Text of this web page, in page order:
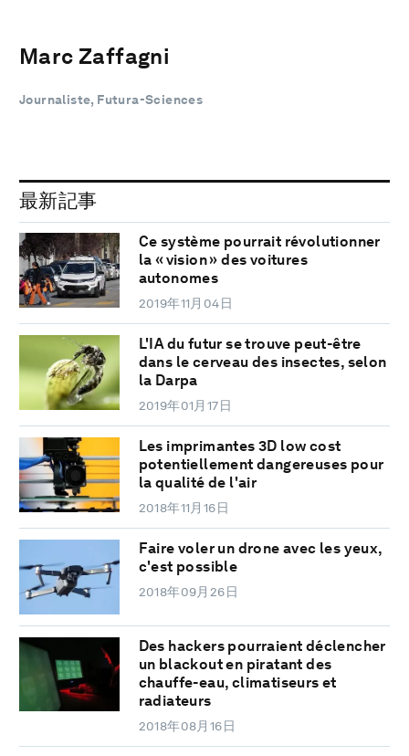
Marc Zaffagni
Journaliste, Futura-Sciences
最新記事
Ce système pourrait révolutionner
la « vision » des voitures
autonomes
2019年11月04日
L'IA du futur se trouve peut-être
dans le cerveau des insectes, selon
la Darpa
2019年01月17日
Les imprimantes 3D low cost
potentiellement dangereuses pour
la qualité de l'air
2018年11月16日
Faire voler un drone avec les yeux,
c'est possible
2018年09月26日
Des hackers pourraient déclencher
un blackout en piratant des
chauffe-eau, climatiseurs et
radiateurs
2018年08月16日